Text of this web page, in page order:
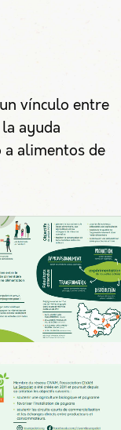
vínculo entre
ayuda
alimentos de